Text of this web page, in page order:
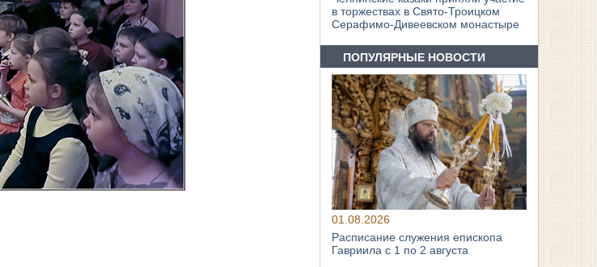
в торжествах в Свято‑Троицком
Серафимо‑Дивеевском монастыре
ПОПУЛЯРНЫЕ НОВОСТИ
01.08.2026
Расписание служения епископа
Гавриила с 1 по 2 августа